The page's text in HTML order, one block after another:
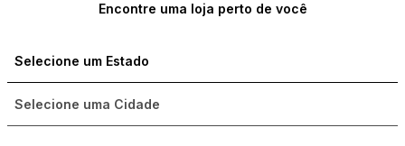
Encontre uma loja perto de você